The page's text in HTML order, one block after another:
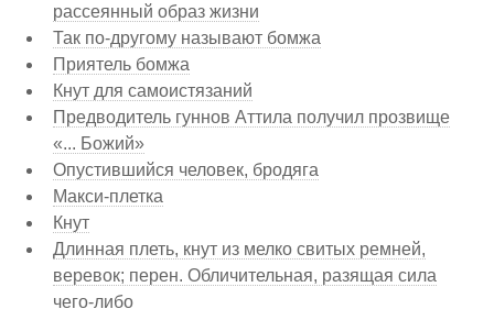
рассеянный образ жизни
Так по-другому называют бомжа
Приятель бомжа
Кнут для самоистязаний
Предводитель гуннов Аттила получил прозвище
«... Божий»
Опустившийся человек, бродяга
Макси-плетка
Кнут
Длинная плеть, кнут из мелко свитых ремней,
веревок; перен. Обличительная, разящая сила
чего-либо